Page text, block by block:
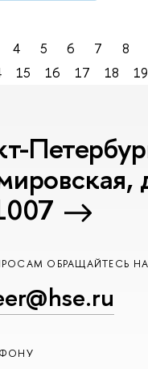
4 5 6 7 8
15 16 17 18 19
ОБРАЩАЙТЕСЬ